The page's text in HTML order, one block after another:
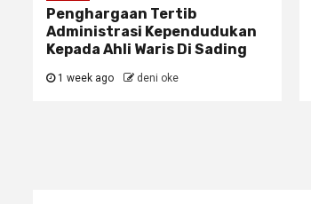
Penghargaan Tertib
Administrasi Kependudukan
Kepada Ahli Waris Di Sading
1 week ago deni oke